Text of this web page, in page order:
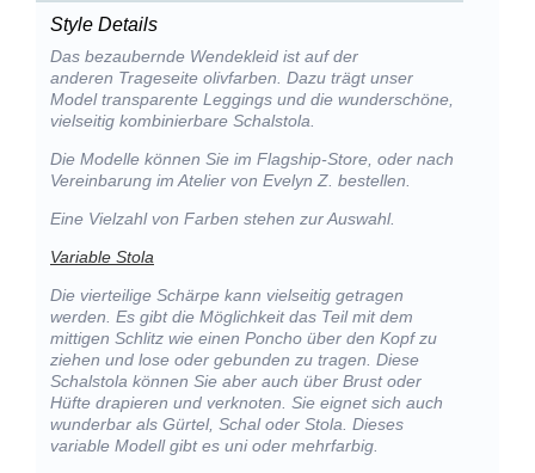
Style Details
Das bezaubernde Wendekleid ist auf der
anderen Trageseite olivfarben. Dazu trägt unser
Model transparente Leggings und die wunderschöne,
vielseitig kombinierbare Schalstola.
Die Modelle können Sie im Flagship-Store, oder nach
Vereinbarung im Atelier von Evelyn Z. bestellen.
Eine Vielzahl von Farben stehen zur Auswahl.
Variable Stola
Die vierteilige Schärpe kann vielseitig getragen
werden. Es gibt die Möglichkeit das Teil mit dem
mittigen Schlitz wie einen Poncho über den Kopf zu
ziehen und lose oder gebunden zu tragen. Diese
Schalstola können Sie aber auch über Brust oder
Hüfte drapieren und verknoten. Sie eignet sich auch
wunderbar als Gürtel, Schal oder Stola. Dieses
variable Modell gibt es uni oder mehrfarbig.